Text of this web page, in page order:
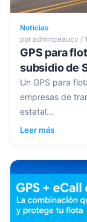
Noticias
por adminceaucv /
GPS para
subsidio de
Un GPS para
empresas de
estatal...
Leer más